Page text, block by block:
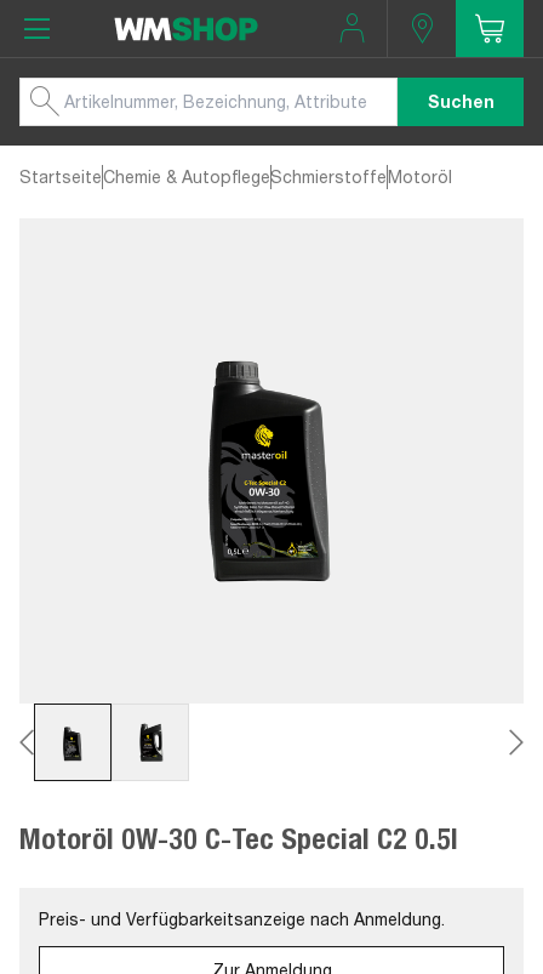
Suchen
StartseiteChemie & AutopflegeSchmierstoffeMotoröl
Motoröl 0W-30 C-Tec Special C2 0.5l
Preis- und Verfügbarkeitsanzeige nach Anmeldung.
Zur Anmeldung